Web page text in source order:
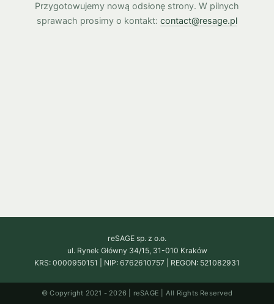
Przygotowujemy nową odsłonę strony. W pilnych
sprawach prosimy o kontakt: contact@resage.pl
reSAGE sp. z o.o.
ul. Rynek Główny 34/15, 31-010 Kraków
KRS: 0000950151
NIP: 6762610757 REGON: 521082931
© Copyright 2021 - 2026 | reSAGE | All Rights Reserved